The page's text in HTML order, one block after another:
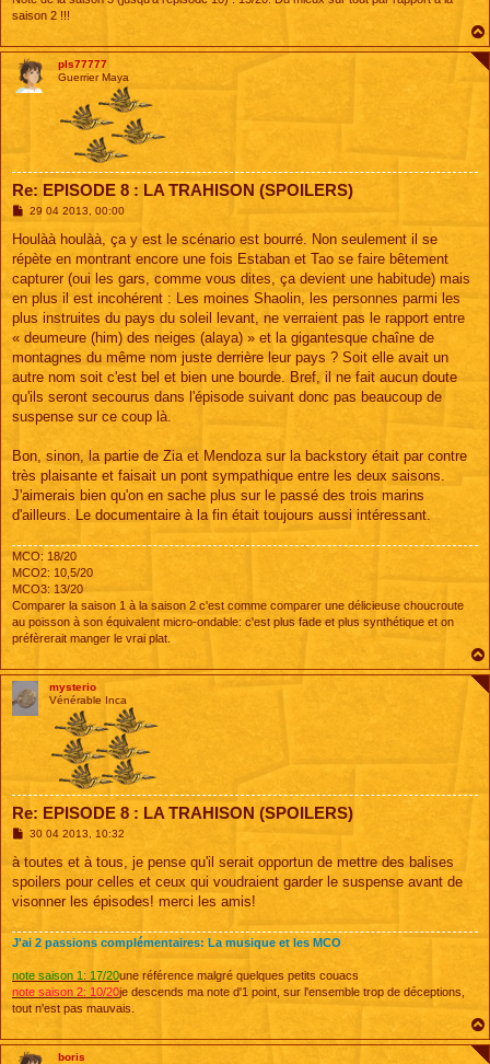
saison 2 !!!
pls77777
Guerrier Maya
Re: EPISODE 8 : LA TRAHISON (SPOILERS)
M
s
a
g
e
29 04 2013, 00:00
Houlàà houlàà, ça y est le scénario est bourré. Non seulement il se
répète en montrant encore une fois Estaban et Tao se faire bêtement
capturer (oui les gars, comme vous dites, ça devient une habitude) mais
en plus il est incohérent : Les moines Shaolin, les personnes parmi les
plus instruites du pays du soleil levant, ne verraient pas le rapport entre
« deumeure (him) des neiges (alaya) » et la gigantesque chaîne de
montagnes du même nom juste derrière leur pays ? Soit elle avait un
autre nom soit c'est bel et bien une bourde. Bref, il ne fait aucun doute
qu'ils seront secourus dans l'épisode suivant donc pas beaucoup de
suspense sur ce coup là.
Bon, sinon, la partie de Zia et Mendoza sur la backstory était par contre
très plaisante et faisait un pont sympathique entre les deux saisons.
J'aimerais bien qu'on en sache plus sur le passé des trois marins
d'ailleurs. Le documentaire à la fin était toujours aussi intéressant.
MCO: 18/20
MCO2: 10,5/20
MCO3: 13/20
Comparer la saison 1 à la saison 2 c'est comme comparer une délicieuse choucroute
au poisson à son équivalent micro-ondable: c'est plus fade et plus synthétique et on
préfèrerait manger le vrai plat.
mysterio
Vénérable Inca
Re: EPISODE 8 : LA TRAHISON (SPOILERS)
M
s
a
g
30 04 2013, 10:32
à toutes et à tous, je pense qu'il serait opportun de mettre des balises
spoilers pour celles et ceux qui voudraient garder le suspense avant de
visonner les épisodes! merci les amis!
J'ai 2 passions complémentaires: La musique et les MCO
note saison 1: 17/20une référence malgré quelques petits couacs
note saison 2: 10/20je descends ma note d'1 point, sur l'ensemble trop de déceptions,
tout n'est pas mauvais.
boris